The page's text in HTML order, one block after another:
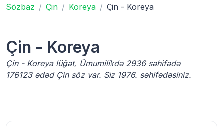
Sözbaz Çin Koreya Çin - Koreya
Çin - Koreya
Çin - Koreya lüğət, Ümumilikdə 2936 səhifədə
176123 ədəd Çin söz var. Siz 1976. səhifədəsiniz.